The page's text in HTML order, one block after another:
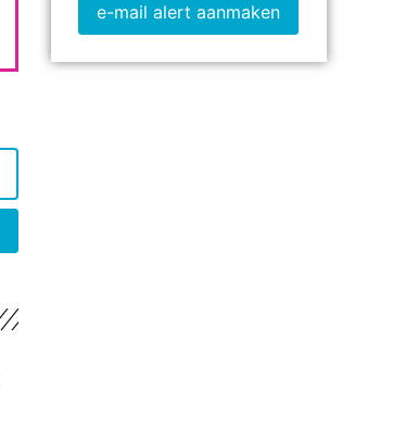
e-mail alert aanmaken